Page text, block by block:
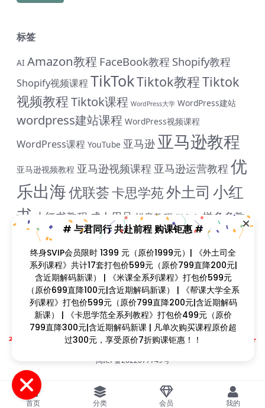
标签
AI Amazon教程 FaceBook教程 Shopify教程
Shopify视频课程TikTokTiktok教程Tiktok
视频教程Tiktok课程 WordPress大学 WordPress建站
wordpress建站课程 WordPress视频课程
WordPress课程 YouTube 亚马逊 亚马逊教程
亚马逊视频教程 亚马逊视频课程 亚马逊运营教程 优
乐出海优联荟卡思学苑外土司 小红
书 小红书教程 成人用品 抖音教程 拼多多 拼多多教
淘宝教程 米课 脸书教程
谷歌
ADS教程谷歌SEO教程 谷歌SEO课程 谷歌运用教程
境B哥 阿里国际站雨课网雷子教程 颜Sir 飞橙教育
Copyright © 2023找课程网- All rights reserved
本站支持课程资源互换，优质课程资源互换请联系微信在线客服：zkcw598 (备
闽ICP备2022077749号
首页 分类 会员 我的
# 与君同行 共赴前程 购课钜惠 #
终身SVIP会员限时 1399 元（原价1999元）| 《外土司全
系列课程》共计17套打包价599元（原价799直降200元|
含近期解码新课） | 《米课全系列课程》打包价599元
（原价699直降100元|含近期解码新课） | 《帮课大学全系
列课程》打包价599元（原价799直降200元|含近期解码
新课） | 《卡思学范全系列教程》打包价499元（原价
799直降300元|含近期解码新课 | 凡单次购买课程原价超
过300元，享受原价7折购课钜惠！！